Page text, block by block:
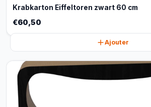
Krabkarton Eiffeltoren zwart 60 cm
€60,50
Ajouter